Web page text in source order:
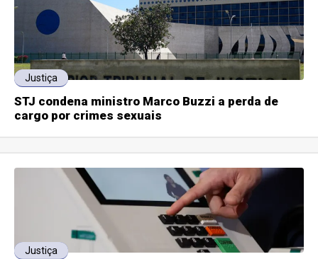
Justiça
STJ condena ministro Marco Buzzi a perda de
cargo por crimes sexuais
Justiça